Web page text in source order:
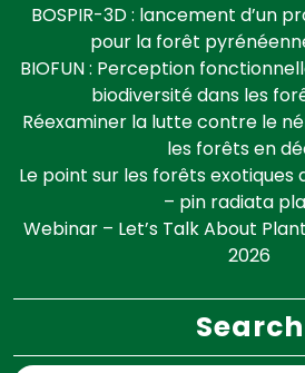
BOSPIR-3D : lancement d’un
pour la forêt
BIOFUN : Perception
biodiversité dans les
Réexaminer la lutte contre le
les forêts en
Le point sur les forêts exotiques
– pin radiata
Webinar – Let’s Talk About
2026
Search